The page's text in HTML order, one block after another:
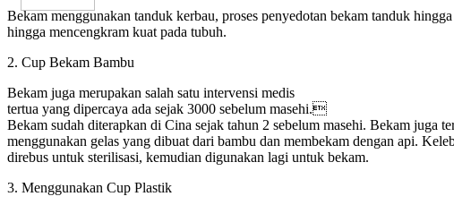
Bekam menggunakan tanduk kerbau, proses penyedotan bekam tanduk
hingga mencengkram kuat pada tubuh.
2. Cup Bekam Bambu
Bekam juga merupakan salah satu intervensi medis
tertua yang dipercaya ada sejak 3000 sebelum masehi.
Bekam sudah diterapkan di Cina sejak tahun 2 sebelum masehi. Bekam juga
menggunakan gelas yang dibuat dari bambu dan membekam dengan api.
direbus untuk sterilisasi, kemudian digunakan lagi untuk bekam.
3. Menggunakan Cup Plastik